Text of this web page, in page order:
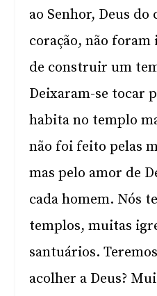
ao Senhor, Deus do
coração, não foram
de construir um
Deixaram-se tocar
habita no templo
não foi feito pelas
mas pelo amor de
cada homem. Nós
templos, muitas
santuários.
acolher a Deus?